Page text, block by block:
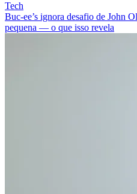
Tech
Buc-ee’s ignora desafio de John
pequena — o que isso revela